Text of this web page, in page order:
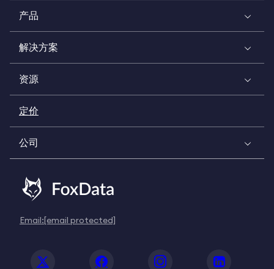
产品
解决方案
资源
定价
公司
Email:[email protected]